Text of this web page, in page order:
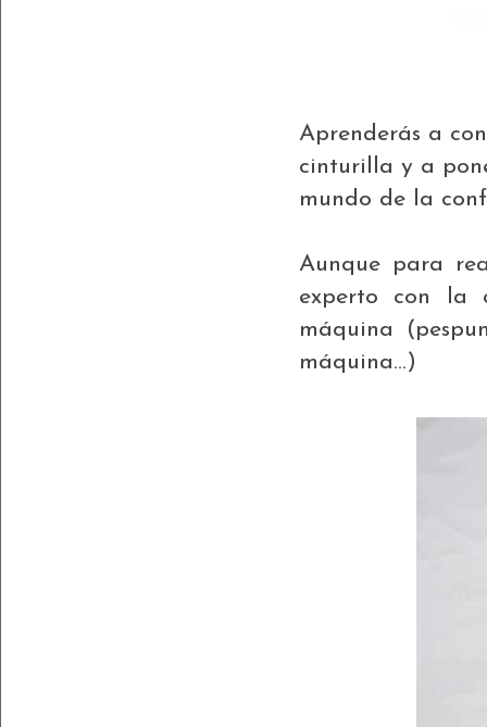
Aprenderás a
cinturilla y a
mundo de la
Aunque para
experto con la
máquina
máquina...)